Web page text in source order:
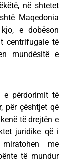
në shtetet
Maqedonia
e dobëson
centrifugale të
mundësitë e
e përdorimit të
për çështjet që
të drejtën e
juridike që i
me
të mundur